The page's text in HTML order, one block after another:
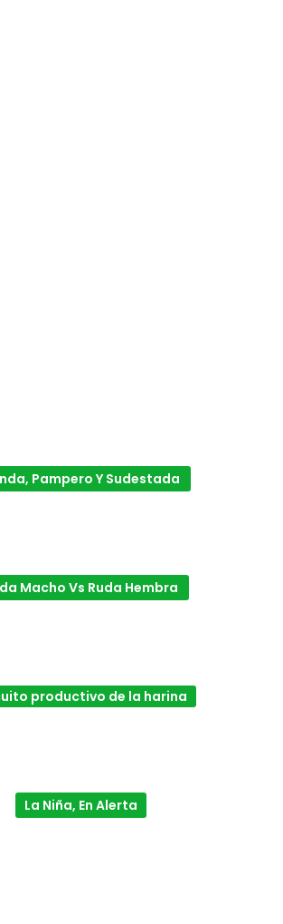
Pampero Y Sudestada
Macho Vs Ruda Hembra
productivo de la harina
La Niña, En Alerta